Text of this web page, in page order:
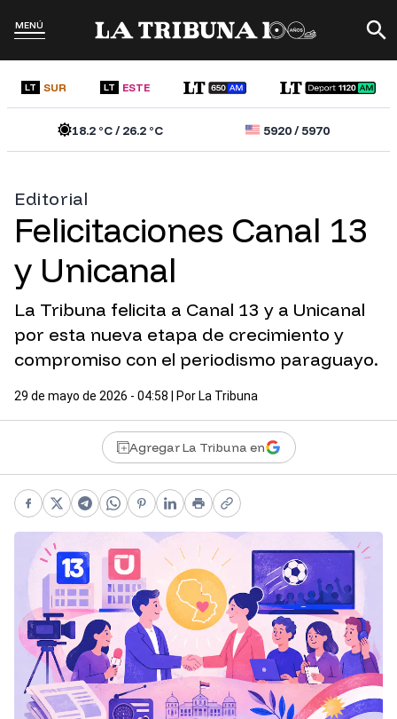
MENÚ
LT SUR LT ESTE
18.2°C /26.2°C 5920/5970
Editorial
Felicitaciones Canal 13
y Unicanal
La Tribuna felicita a Canal 13 y a Unicanal
por esta nueva etapa de crecimiento y
compromiso con el periodismo paraguayo.
29 de mayo de 2026 - 04:58 | Por La Tribuna
Agregar La Tribuna en
Facebook
X Telegram
WhatsApp
Pinterest
LinkedIn
PrintCopy link